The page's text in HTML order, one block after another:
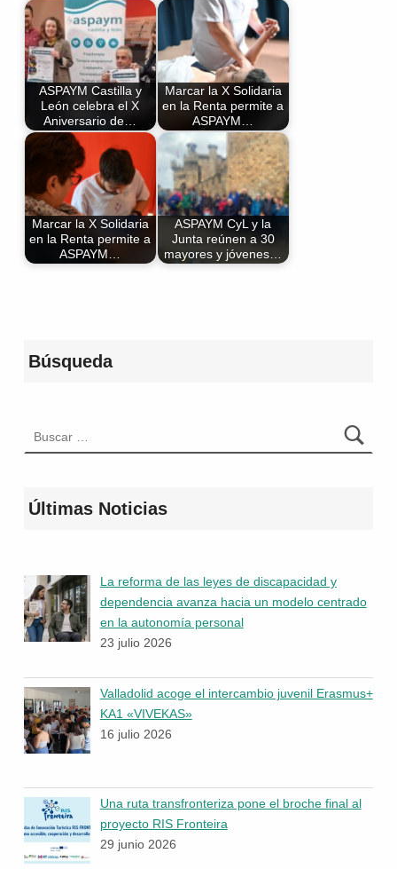
ASPAYM Castilla y
León celebra el X
Aniversario de…
Marcar la X Solidaria
en la Renta permite a
ASPAYM…
Marcar la X Solidaria
en la Renta permite a
ASPAYM…
ASPAYM CyL y la
Junta reúnen a 30
mayores y jóvenes…
Búsqueda
Últimas Noticias
La reforma de las leyes de discapacidad y
dependencia avanza hacia un modelo centrado
en la autonomía personal
23 julio 2026
Valladolid acoge el intercambio juvenil Erasmus+
KA1 «VIVEKAS»
16 julio 2026
Una ruta transfronteriza pone el broche final al
proyecto RIS Fronteira
29 junio 2026